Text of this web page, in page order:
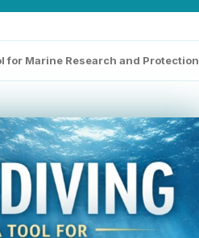
for Marine Research and Protection